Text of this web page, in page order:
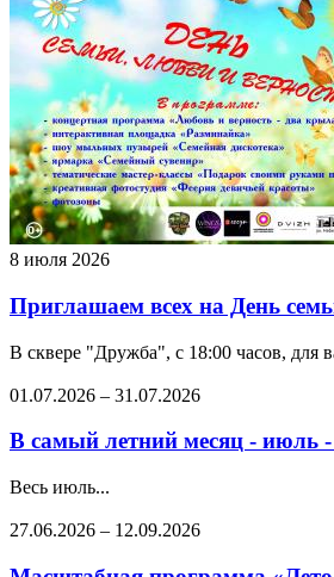
8 июля 2026
Приглашаем всех на День
В сквере "Дружба", с 18:00 часов, для
01.07.2026 – 31.07.2026
В самый летний месяц - июль
Весь июль...
27.06.2026 – 12.09.2026